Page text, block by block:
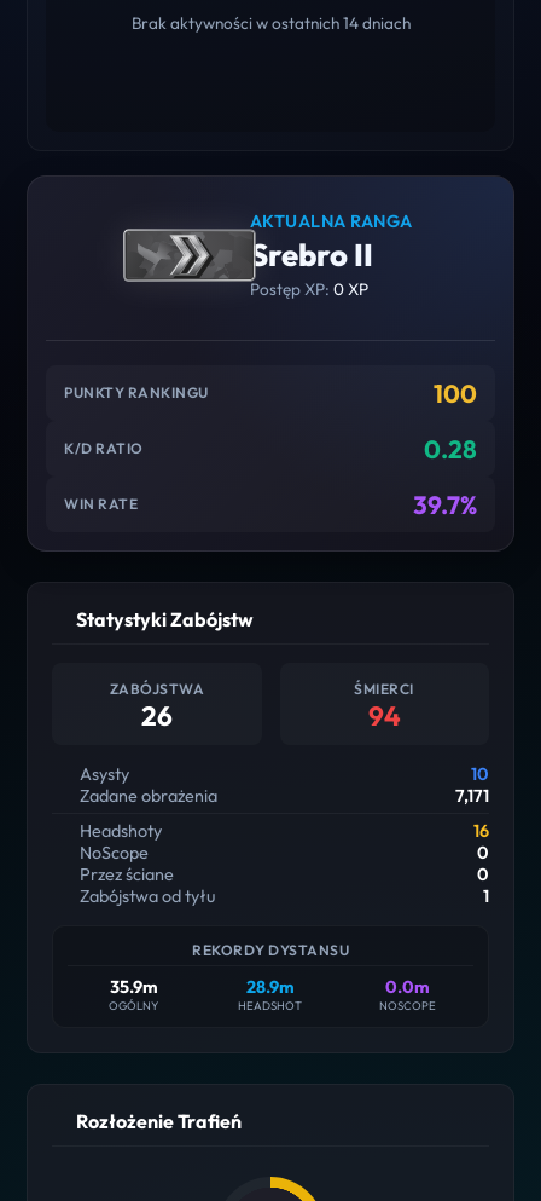
Brak aktywności w ostatnich 14 dniach
AKTUALNA RANGA
Srebro II
Postęp XP: 0 XP
PUNKTY RANKINGU 100
K/D RATIO 0.28
WIN RATE 39.7%
Statystyki Zabójstw
ZABÓJSTWA
26
ŚMIERCI
94
Asysty
10
Zadane obrażenia
7,171
Headshoty
16
NoScope
0
Przez ściane
0
Zabójstwa od tyłu
1
REKORDY DYSTANSU
35.9m
OGÓLNY
28.9m
HEADSHOT
0.0m
NOSCOPE
Rozłożenie Trafień